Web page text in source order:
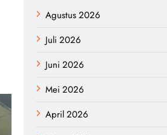
Agustus 2026
Juli 2026
Juni 2026
Mei 2026
April 2026